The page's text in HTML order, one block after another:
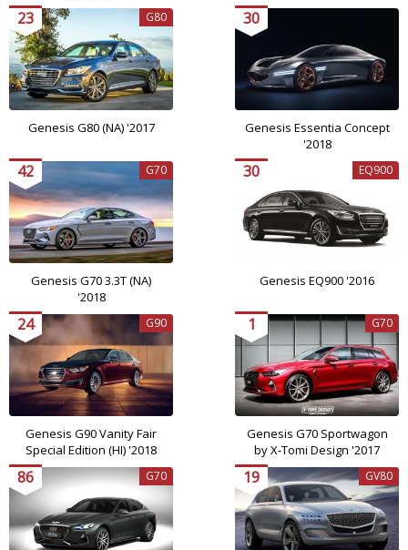
Genesis G80 (NA) '2017
23 G80
Genesis Essentia Concept
'2018
30
Genesis G70 3.3T (NA)
'2018
42 G70
Genesis EQ900 '2016
30 EQ900
Genesis G90 Vanity Fair
Special Edition (HI) '2018
24 G90
Genesis G70 Sportwagon
by X-Tomi Design '2017
1 G70
86 G70 19 GV80